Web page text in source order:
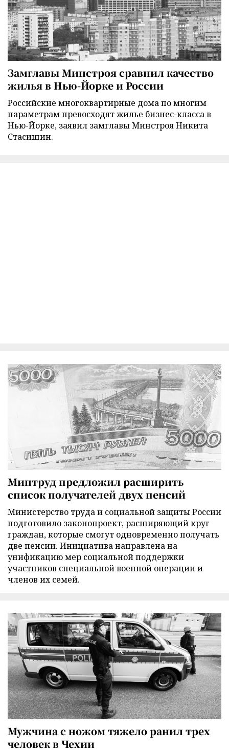
Замглавы Минстроя сравнил качество
жилья в Нью-Йорке и России
Российские многоквартирные дома по многим
параметрам превосходят жилье бизнес-класса в
Нью-Йорке, заявил замглавы Минстроя Никита
Стасишин.
Минтруд предложил расширить
список получателей двух пенсий
Министерство труда и социальной защиты России
подготовило законопроект, расширяющий круг
граждан, которые смогут одновременно получать
две пенсии. Инициатива направлена на
унификацию мер социальной поддержки
участников специальной военной операции и
членов их семей.
Мужчина с ножом тяжело ранил трех
человек в Чехии